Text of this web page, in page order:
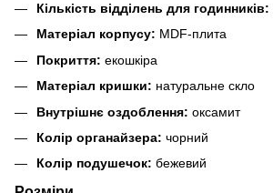
Кількість відділень для годинників:
Матеріал корпусу: MDF-плита
Покриття: екошкіра
Матеріал кришки: натуральне скло
Внутрішнє оздоблення: оксамит
Колір органайзера: чорний
Колір подушечок: бежевий